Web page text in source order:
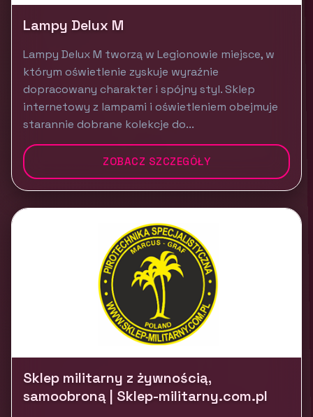
Lampy Delux M
Lampy Delux M tworzą w Legionowie miejsce, w
którym oświetlenie zyskuje wyraźnie
dopracowany charakter i spójny styl. Sklep
internetowy z lampami i oświetleniem obejmuje
starannie dobrane kolekcje do...
ZOBACZ SZCZEGÓŁY
Sklep militarny z żywnością,
samoobroną | Sklep-militarny.com.pl